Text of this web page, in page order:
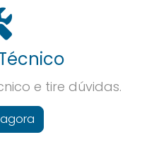
e tire dúvidas.